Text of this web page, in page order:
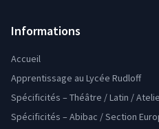
Informations
Accueil
Apprentissage au Lycée Rudloff
Spécificités – Théâtre / Latin /
Spécificités – Abibac / Section